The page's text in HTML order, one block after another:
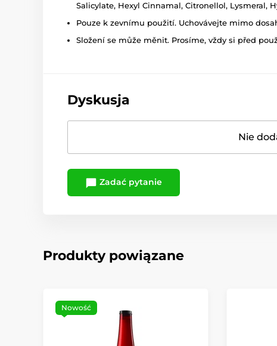
Salicylate, Hexyl Cinnamal, Citronellol, Lysmeral,
Pouze k zevnímu použití. Uchovávejte mimo
Složení se může měnit. Prosíme, vždy si před
Dyskusja
Nie
Zadać pytanie
Produkty powiązane
Nowość